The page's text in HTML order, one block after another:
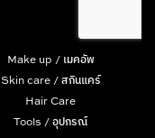
Make up / เมคอัพ
Skin care / สกินแคร์
Hair Care
Tools / อุปกรณ์